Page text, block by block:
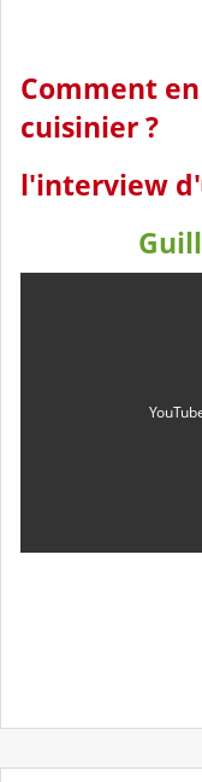
Comment
cuisinier ?
l'interview